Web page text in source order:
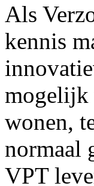
Als
kennis
mogelijk
wonen,
normaal
VPT